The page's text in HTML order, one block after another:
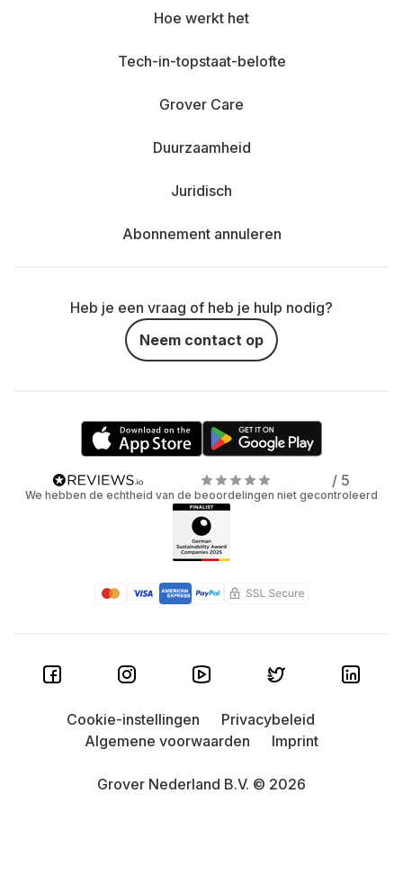
Hoe werkt het
Tech-in-topstaat-belofte
Grover Care
Duurzaamheid
Juridisch
Abonnement annuleren
Heb je een vraag of heb je hulp nodig?
Neem contact op
/ 5
We hebben de echtheid van de beoordelingen niet gecontroleerd
Grover Nederland B.V. © 2026
Cookie-instellingen
Privacybeleid
Algemene voorwaarden
Imprint